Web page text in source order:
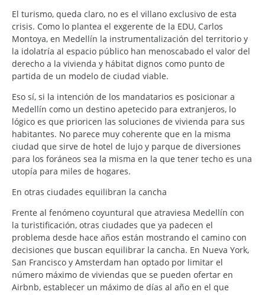
El turismo, queda claro, no es el villano exclusivo de esta
crisis. Como lo plantea el exgerente de la EDU, Carlos
Montoya, en Medellín la instrumentalización del territorio y
la idolatría al espacio público han menoscabado el valor del
derecho a la vivienda y hábitat dignos como punto de
partida de un modelo de ciudad viable.
Eso sí, si la intención de los mandatarios es posicionar a
Medellín como un destino apetecido para extranjeros, lo
lógico es que prioricen las soluciones de vivienda para sus
habitantes. No parece muy coherente que en la misma
ciudad que sirve de hotel de lujo y parque de diversiones
para los foráneos sea la misma en la que tener techo es una
utopía para miles de hogares.
En otras ciudades equilibran la cancha
Frente al fenómeno coyuntural que atraviesa Medellín con
la turistificación, otras ciudades que ya padecen el
problema desde hace años están mostrando el camino con
decisiones que buscan equilibrar la cancha. En Nueva York,
San Francisco y Amsterdam han optado por limitar el
número máximo de viviendas que se pueden ofertar en
Airbnb, establecer un máximo de días al año en el que